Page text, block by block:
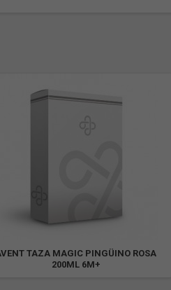
TAZA MAGIC PINGÜINO ROSA
200ML 6M+